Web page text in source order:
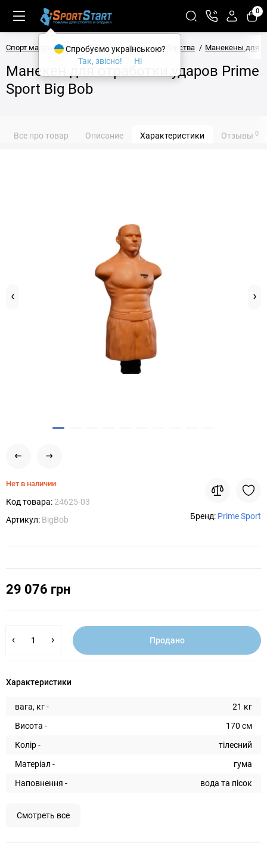
0
Спорт магазин SPORTSTART Бокс и единоборства Манекены для
Манекен для отработки ударов Prime
Sport Big Bob
Все про товар Описание Характеристики Отзывы 0
Нет в наличии
Код товара: 24625-03
Артикул: BigBob Бренд: Prime Sport
29 076 грн
Продано
Характеристики
вага, кг -
21 кг
Висота -
170 см
Колір -
тілесний
Матеріал -
гума
Наповнення -
вода та пісок
Смотреть все
Спробуємо українською?
Так, звісно!
Ні